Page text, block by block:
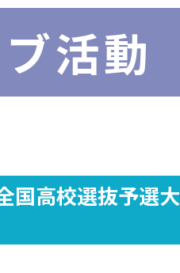
文化クラブ
活動
高校選抜予選大